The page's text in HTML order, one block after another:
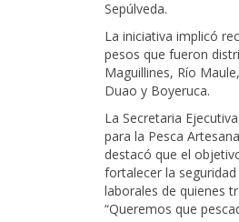
Sepúlveda.
La iniciativa implicó
pesos que fueron
Maguillines, Río
Duao y Boyeruca.
La Secretaria
para la Pesca
destacó que el
fortalecer la
laborales de quienes
“Queremos que